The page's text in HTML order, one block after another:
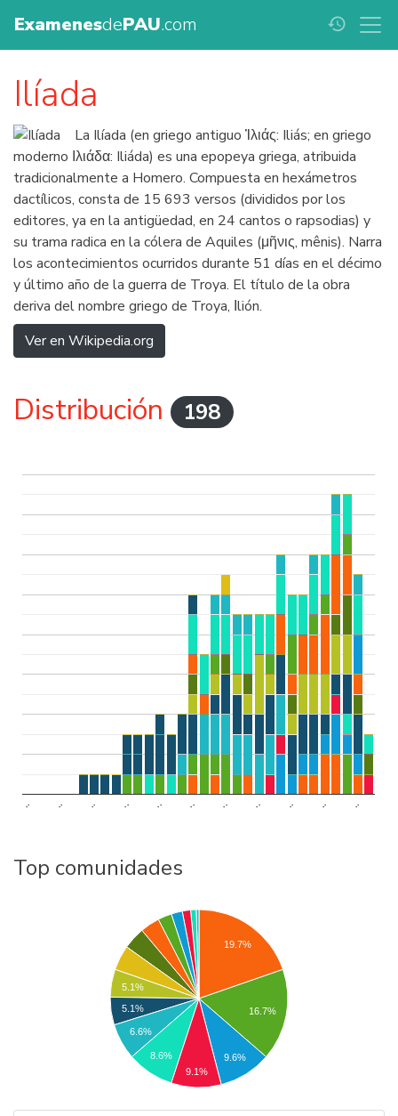
ExamenesdePAU.com history
Ilíada
La Ilíada (en griego antiguo Ἰλιάς: Iliás; en griego
moderno Ιλιάδα: Iliáda) es una epopeya griega, atribuida
tradicionalmente a Homero. Compuesta en hexámetros
dactílicos, consta de 15 693 versos (divididos por los
editores, ya en la antigüedad, en 24 cantos o rapsodias) y
su trama radica en la cólera de Aquiles (μῆνις, mênis). Narra
los acontecimientos ocurridos durante 51 días en el décimo
y último año de la guerra de Troya. El título de la obra
deriva del nombre griego de Troya, Ιlión.
Ver en Wikipedia.org
Distribución 198
.. .. .. .. .. .. .. .. .. .. ..
Top comunidades
19.7%
16.7%
9.6%
5.1%
5.1%
6.6%
8.6%
9.1%